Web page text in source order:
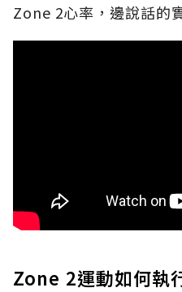
Zone 2心率，邊說話的
Zone 2運動如何執